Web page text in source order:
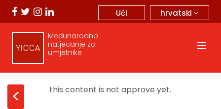
hrvatski
Ući
Međunarodno
natjecanje za
umjetnike
< this content is not approve yet.